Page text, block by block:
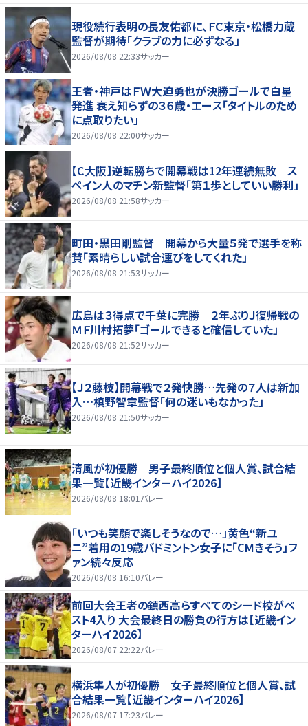
現役続行表明の長友佑都に、ＦＣ東京・松橋力蔵
監督が期待「クラブの力に必ずなる」
2026/08/08 22:33サッカー
王者・神戸はＦＷ大迫勇也が決勝ゴールで白星
発進 衰え知らずの３６歳・エース「タイトルのため
に点取りたい」
2026/08/08 22:00サッカー
【C大阪】逆転勝ちで開幕戦は12年連続無敗 ス
ペイン人のマチン新監督「第１歩としていい勝利」
2026/08/08 21:58サッカー
町田・黒田剛監督 開幕から大量５発で選手を称
賛「素晴らしい試合運びをしてくれた」
2026/08/08 21:53サッカー
広島は３得点で千葉に完勝 ２年ぶりＪ復帰戦の
ＭＦ川村拓夢「ゴールできると確信していた」
2026/08/08 21:52サッカー
【Ｊ２藤枝】開幕戦で２発快勝…先発の７人は新加
入…槙野智章監督「何の迷いもなかった」
2026/08/08 21:50サッカー
清風が初優勝 男子最終順位と個人賞、試合結
果一覧【近畿インターハイ2026】
2026/08/08 18:01 バレー
「いつも笑顔で楽しそうなので…」黄色“新ユ
ニ”着用の19歳バドミントン女子に「CMきそう」フ
ァン続々反応
2026/08/08 16:10バレー
前回大会王者の鎮西高らすべてのシード校がベ
スト4入り 大会最終日の勝負の行方は【近畿イン
ターハイ2026】
2026/08/07 22:22バレー
横浜隼人が初優勝 女子最終順位と個人賞、試
合結果一覧【近畿インターハイ2026】
2026/08/07 17:23バレー